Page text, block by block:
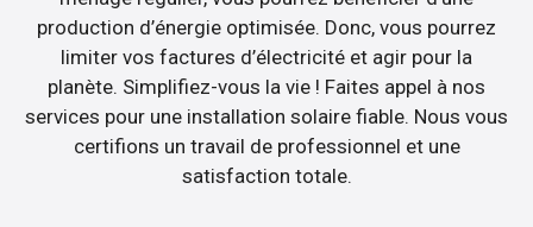
production d’énergie optimisée. Donc, vous pourrez
limiter vos factures d’électricité et agir pour la
planète. Simplifiez-vous la vie ! Faites appel à nos
services pour une installation solaire fiable. Nous vous
certifions un travail de professionnel et une
satisfaction totale.